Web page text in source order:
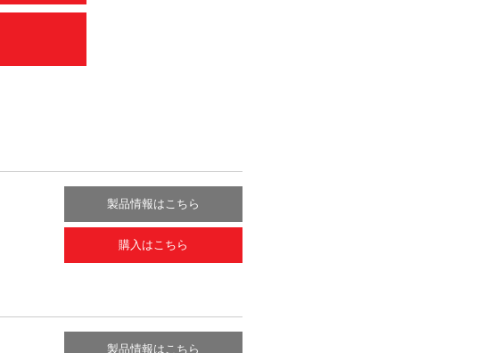
製品情報はこちら
購入はこちら
製品情報はこちら